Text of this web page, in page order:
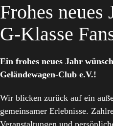
Frohes neues
G-Klasse
Ein frohes neues Jahr
Geländewagen-Club e.V.!
Wir blicken zurück auf ein
gemeinsamer Erlebnisse.
Veranstaltungen und